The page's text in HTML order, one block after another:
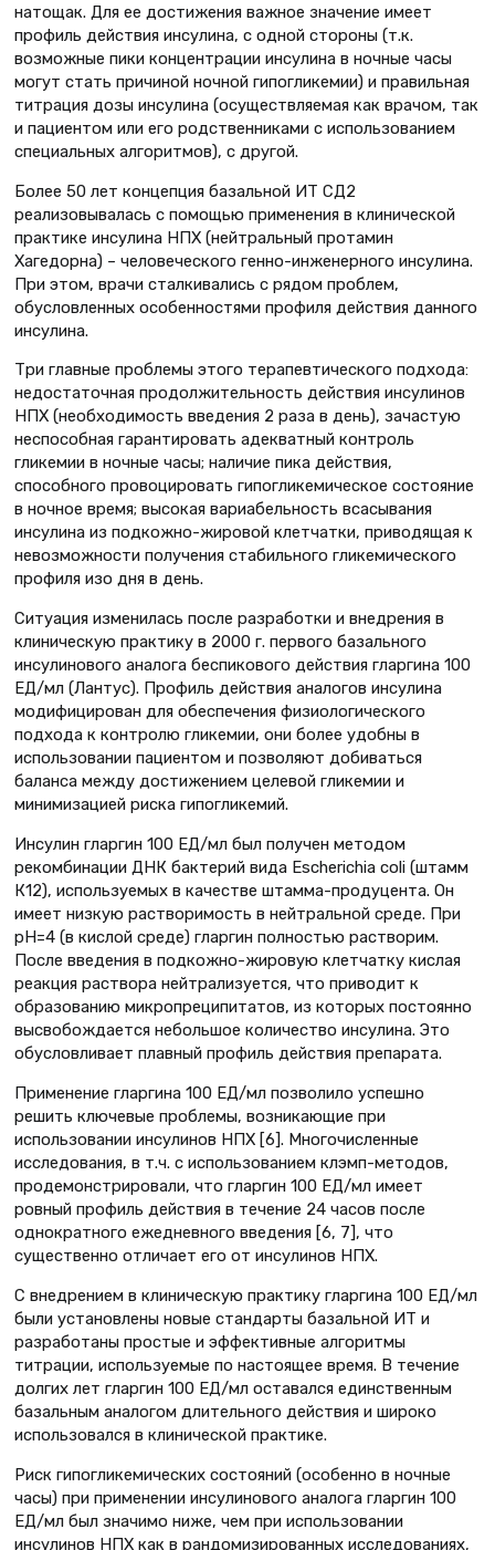
натощак. Для ее достижения важное значение имеет
профиль действия инсулина, с одной стороны (т.к.
возможные пики концентрации инсулина в ночные часы
могут стать причиной ночной гипогликемии) и правильная
титрация дозы инсулина (осуществляемая как врачом, так
и пациентом или его родственниками с использованием
специальных алгоритмов), с другой.
Более 50 лет концепция базальной ИТ СД2
реализовывалась с помощью применения в клинической
практике инсулина НПХ (нейтральный протамин
Хагедорна) – человеческого генно-инженерного инсулина.
При этом, врачи сталкивались с рядом проблем,
обусловленных особенностями профиля действия данного
инсулина.
Три главные проблемы этого терапевтического подхода:
недостаточная продолжительность действия инсулинов
НПХ (необходимость введения 2 раза в день), зачастую
неспособная гарантировать адекватный контроль
гликемии в ночные часы; наличие пика действия,
способного провоцировать гипогликемическое состояние
в ночное время; высокая вариабельность всасывания
инсулина из подкожно-жировой клетчатки, приводящая к
невозможности получения стабильного гликемического
профиля изо дня в день.
Ситуация изменилась после разработки и внедрения в
клиническую практику в 2000 г. первого базального
инсулинового аналога беспикового действия гларгина 100
ЕД/мл (Лантус). Профиль действия аналогов инсулина
модифицирован для обеспечения физиологического
подхода к контролю гликемии, они более удобны в
использовании пациентом и позволяют добиваться
баланса между достижением целевой гликемии и
минимизацией риска гипогликемий.
Инсулин гларгин 100 ЕД/мл был получен методом
рекомбинации ДНК бактерий вида Escherichia coli (штамм
К12), используемых в качестве штамма-продуцента. Он
имеет низкую растворимость в нейтральной среде. При
pH=4 (в кислой среде) гларгин полностью растворим.
После введения в подкожно-жировую клетчатку кислая
реакция раствора нейтрализуется, что приводит к
образованию микропреципитатов, из которых постоянно
высвобождается небольшое количество инсулина. Это
обусловливает плавный профиль действия препарата.
Применение гларгина 100 ЕД/мл позволило успешно
решить ключевые проблемы, возникающие при
использовании инсулинов НПХ [6]. Многочисленные
исследования, в т.ч. с использованием клэмп-методов,
продемонстрировали, что гларгин 100 ЕД/мл имеет
ровный профиль действия в течение 24 часов после
однократного ежедневного введения [6, 7], что
существенно отличает его от инсулинов НПХ.
С внедрением в клиническую практику гларгина 100 ЕД/мл
были установлены новые стандарты базальной ИТ и
разработаны простые и эффективные алгоритмы
титрации, используемые по настоящее время. В течение
долгих лет гларгин 100 ЕД/мл оставался единственным
базальным аналогом длительного действия и широко
использовался в клинической практике.
Риск гипогликемических состояний (особенно в ночные
часы) при применении инсулинового аналога гларгин 100
ЕД/мл был значимо ниже, чем при использовании
инсулинов НПХ как в рандомизированных исследованиях,